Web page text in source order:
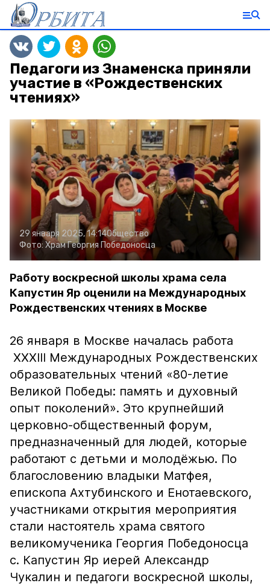
Педагоги из Знаменска приняли
участие в «Рождественских
чтениях»
29 января 2025, 14:14Общество
Фото: Храм Георгия Победоносца
Работу воскресной школы храма села
Капустин Яр оценили на Международных
Рождественских чтениях в Москве
26 января в Москве началась работа
XXXIII Международных Рождественских
образовательных чтений «80-летие
Великой Победы: память и духовный
опыт поколений». Это крупнейший
церковно-общественный форум,
предназначенный для людей, которые
работают с детьми и молодёжью. По
благословению владыки Матфея,
епископа Ахтубинского и Енотаевского,
участниками открытия мероприятия
стали настоятель храма святого
великомученика Георгия Победоносца
с. Капустин Яр иерей Александр
Чукалин и педагоги воскресной школы,